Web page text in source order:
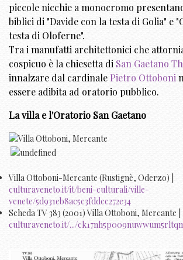
piccole nicchie a monocromo
biblici di "Davide con la testa di Golia" e
testa di Oloferne".
Tra i manufatti architettonici che
cospicuo è la chiesetta di San Gaetano
innalzare dal cardinale Pietro Ottoboni
essere adibita ad oratorio pubblico.
La villa e l'Oratorio San Gaetano
Villa Ottoboni-Mercante (Rustignè, Oderzo) |
culturaveneto.it/it/beni-culturali/ville-
venete/5d931eb8ac5c3fddcc272e34
Scheda TV 383 (2001) Villa Ottoboni, Mercante |
culturaveneto.it/.../